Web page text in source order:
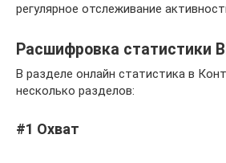
регулярное отслеживание
Расшифровка статистики
В разделе онлайн статистика в
несколько разделов:
#1 Охват